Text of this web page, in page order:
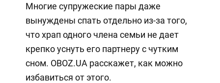
Многие супружеские пары даже
вынуждены спать отдельно из-за того,
что храп одного члена семьи не дает
крепко уснуть его партнеру с чутким
сном. OBOZ.UA расскажет, как можно
избавиться от этого.